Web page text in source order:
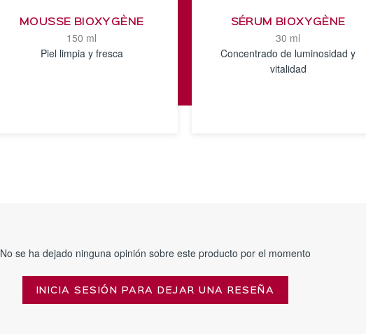
MOUSSE BIOXYGÈNE
150 ml
Piel limpia y fresca
SÉRUM BIOXYGÈNE
30 ml
Concentrado de luminosidad y
vitalidad
No se ha dejado ninguna opinión sobre este producto por el momento
INICIA SESIÓN PARA DEJAR UNA RESEÑA